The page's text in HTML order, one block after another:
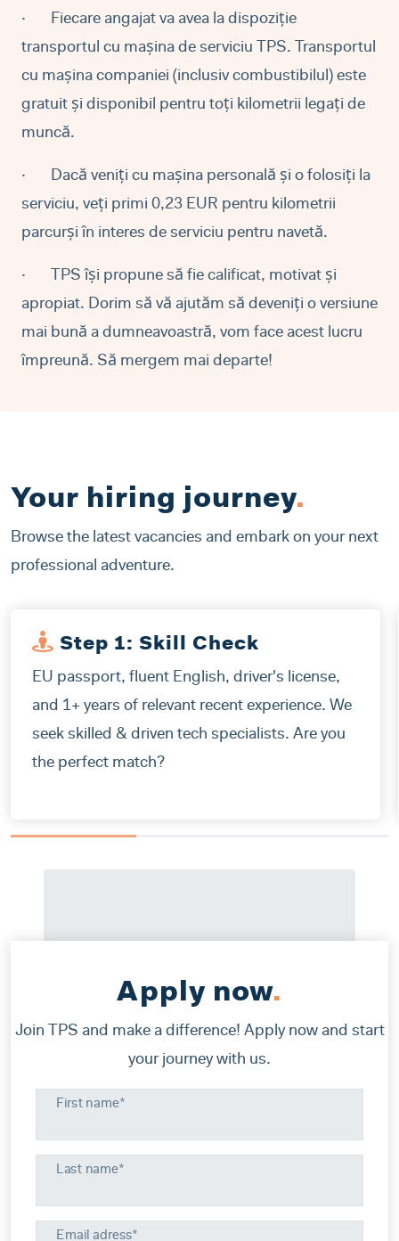
·
Fiecare angajat va avea la dispoziție
transportul cu mașina de serviciu TPS. Transportul
cu mașina companiei (inclusiv combustibilul) este
gratuit și disponibil pentru toți kilometrii legați de
muncă.
·
Dacă veniți cu mașina personală și o folosiți la
serviciu, veți primi 0,23 EUR pentru kilometrii
parcurși în interes de serviciu pentru navetă.
·
TPS își propune să fie calificat, motivat și
apropiat. Dorim să vă ajutăm să deveniți o versiune
mai bună a dumneavoastră, vom face acest lucru
împreună. Să mergem mai departe!
Your hiring journey.
Browse the latest vacancies and embark on your next
professional adventure.
Step 1: Skill Check
EU passport, fluent English, driver's license,
and 1+ years of relevant recent experience. We
seek skilled & driven tech specialists. Are you
the perfect match?
Apply now.
Join TPS and make a difference! Apply now and start
your journey with us.
First name*
Last name*
Email adress*